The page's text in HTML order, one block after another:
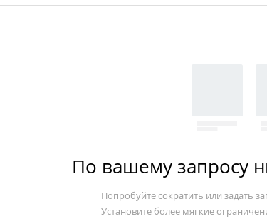
По вашему запросу
Попробуйте сократить или задать
Установите более мягкие